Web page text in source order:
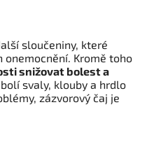
sloučeniny, které
Kromě toho
snižovat bolest a
svaly, klouby a hrdlo
zázvorový čaj je